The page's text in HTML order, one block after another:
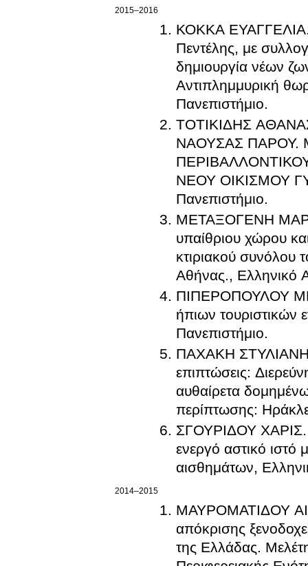
2015–2016
ΚΟΚΚΑ ΕΥΑΓΓΕΛΙΑ
Πεντέλης, με
δημιουργία νέων
Αντιπλημμυρική
Πανεπιστήμιο.
ΤΟΤΙΚΙΔΗΣ
ΝΑΟΥΣΑΣ ΠΑΡΟΥ.
ΝΕΟΥ ΟΙΚΙΣΜΟΥ
Πανεπιστήμιο.
ΜΕΤΑΞΟΓΕΝΗ
υπαίθριου χώρου
κτιριακού συνόλου
Αθήνας., Ελληνικό
ΠΙΠΕΡΟΠΟΥΛΟΥ
ήπιων τουριστικών
Πανεπιστήμιο.
ΠΑΧΑΚΗ
επιπτώσεις:
αυθαίρετα
περίπτωσης:
ΣΓΟΥΡΙΔΟΥ ΧΑΡΙΣ.
ενεργό αστικό
αισθημάτων,
2014–2015
ΜΑΥΡΟΜΑΤΙΔΟΥ
απόκρισης
της Ελλάδας.